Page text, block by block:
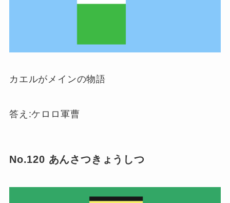
カエルがメインの物語
答え:ケロロ軍曹
No.120 あんさつきょうしつ